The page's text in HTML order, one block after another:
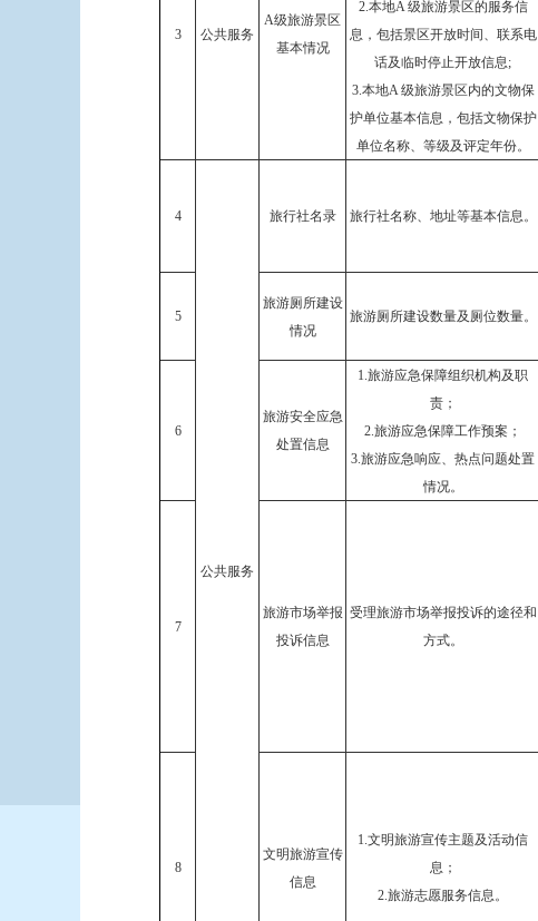
3 公共服务
A级旅游景区
基本情况
2.本地A 级旅游景区的服务信
息，包括景区开放时间、联系电
话及临时停止开放信息;
3.本地A 级旅游景区内的文物保
护单位基本信息，包括文物保护
单位名称、等级及评定年份。
4
公共服务
旅行社名录 旅行社名称、地址等基本信息。
5
旅游厕所建设
情况
旅游厕所建设数量及厕位数量。
6
旅游安全应急
处置信息
1.旅游应急保障组织机构及职
责；
2.旅游应急保障工作预案；
3.旅游应急响应、热点问题处置
情况。
7
旅游市场举报
投诉信息
受理旅游市场举报投诉的途径和
方式。
8
文明旅游宣传
信息
1.文明旅游宣传主题及活动信
息；
2.旅游志愿服务信息。